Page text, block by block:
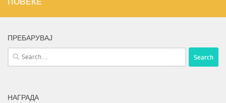
ПРЕБАРУВАЈ
Search
for:
НАГРАДА